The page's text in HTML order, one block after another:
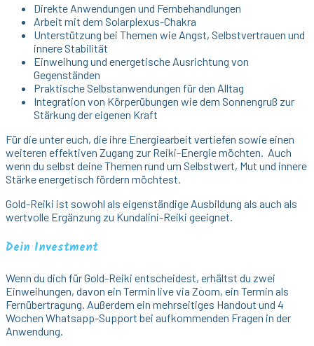
Direkte Anwendungen und Fernbehandlungen
Arbeit mit dem Solarplexus-Chakra
Unterstützung bei Themen wie Angst, Selbstvertrauen und
innere Stabilität
Einweihung und energetische Ausrichtung von
Gegenständen
Praktische Selbstanwendungen für den Alltag
Integration von Körperübungen wie dem Sonnengruß zur
Stärkung der eigenen Kraft
Für die unter euch, die ihre Energiearbeit vertiefen sowie einen
weiteren effektiven Zugang zur Reiki-Energie möchten. Auch
wenn du selbst deine Themen rund um Selbstwert, Mut und innere
Stärke energetisch fördern möchtest.
Gold-Reiki ist sowohl als eigenständige Ausbildung als auch als
wertvolle Ergänzung zu Kundalini-Reiki geeignet.
Dein Investment
Wenn du dich für Gold-Reiki entscheidest, erhältst du zwei
Einweihungen, davon ein Termin live via Zoom, ein Termin als
Fernübertragung. Außerdem ein mehrseitiges Handout und 4
Wochen Whatsapp-Support bei aufkommenden Fragen in der
Anwendung.